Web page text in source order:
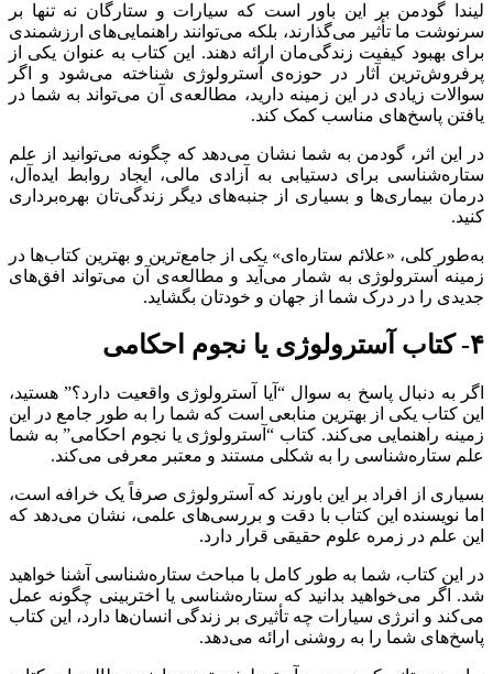
لیندا گودمن بر این باور است که سیارات و ستارگان نه تنها بر
سرنوشت ما تأثیر می‌گذارند، بلکه می‌توانند راهنمایی‌های ارزشمندی
برای بهبود کیفیت زندگی‌مان ارائه دهند. این کتاب به عنوان یکی از
پرفروش‌ترین آثار در حوزه‌ی آسترولوژی شناخته می‌شود و اگر
سوالات زیادی در این زمینه دارید، مطالعه‌ی آن می‌تواند به شما در
یافتن پاسخ‌های مناسب کمک کند.
در این اثر، گودمن به شما نشان می‌دهد که چگونه می‌توانید از علم
ستاره‌شناسی برای دستیابی به آزادی مالی، ایجاد روابط ایده‌آل،
درمان بیماری‌ها و بسیاری از جنبه‌های دیگر زندگی‌تان بهره‌برداری
کنید.
به‌طور کلی، «علائم ستاره‌ای» یکی از جامع‌ترین و بهترین کتاب‌ها در
زمینه آسترولوژی به شمار می‌آید و مطالعه‌ی آن می‌تواند افق‌های
جدیدی را در درک شما از جهان و خودتان بگشاید.
۴- کتاب آسترولوژی یا نجوم احکامی
اگر به دنبال پاسخ به سوال “آیا آسترولوژی واقعیت دارد؟” هستید،
این کتاب یکی از بهترین منابعی است که شما را به طور جامع در این
زمینه راهنمایی می‌کند. کتاب “آسترولوژی یا نجوم احکامی” به شما
علم ستاره‌شناسی را به شکلی مستند و معتبر معرفی می‌کند.
بسیاری از افراد بر این باورند که آسترولوژی صرفاً یک خرافه است،
اما نویسنده این کتاب با دقت و بررسی‌های علمی، نشان می‌دهد که
این علم در زمره علوم حقیقی قرار دارد.
در این کتاب، شما به طور کامل با مباحث ستاره‌شناسی آشنا خواهید
شد. اگر می‌خواهید بدانید که ستاره‌شناسی یا اختربینی چگونه عمل
می‌کند و انرژی سیارات چه تأثیری بر زندگی انسان‌ها دارد، این کتاب
پاسخ‌های شما را به روشنی ارائه می‌دهد.